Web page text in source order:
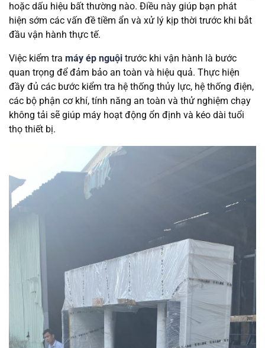
hoặc dấu hiệu bất thường nào. Điều này giúp bạn phát
hiện sớm các vấn đề tiềm ẩn và xử lý kịp thời trước khi bắt
đầu vận hành thực tế.
Việc kiểm tra máy ép nguội trước khi vận hành là bước
quan trọng để đảm bảo an toàn và hiệu quả. Thực hiện
đầy đủ các bước kiểm tra hệ thống thủy lực, hệ thống điện,
các bộ phận cơ khí, tính năng an toàn và thử nghiệm chạy
không tải sẽ giúp máy hoạt động ổn định và kéo dài tuổi
thọ thiết bị.